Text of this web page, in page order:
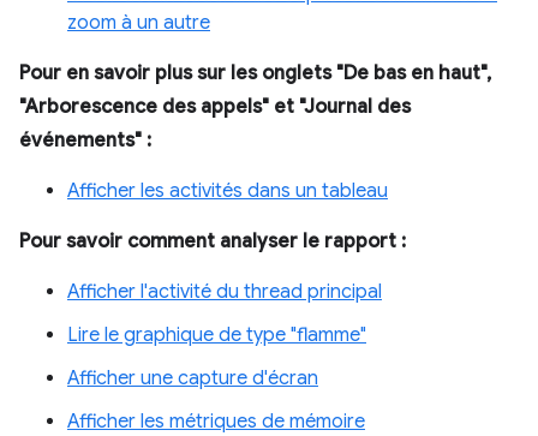
zoom à un autre
Pour en savoir plus sur les onglets "De bas en haut",
"Arborescence des appels" et "Journal des
événements" :
Afficher les activités dans un tableau
Pour savoir comment analyser le rapport :
Afficher l'activité du thread principal
Lire le graphique de type "flamme"
Afficher une capture d'écran
Afficher les métriques de mémoire